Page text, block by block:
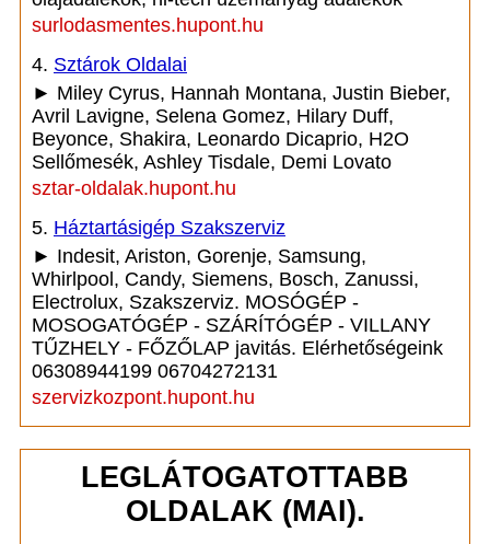
surlodasmentes.hupont.hu
4. Sztárok Oldalai
► Miley Cyrus, Hannah Montana, Justin Bieber,
Avril Lavigne, Selena Gomez, Hilary Duff,
Beyonce, Shakira, Leonardo Dicaprio, H2O
Sellőmesék, Ashley Tisdale, Demi Lovato
sztar-oldalak.hupont.hu
5. Háztartásigép Szakszerviz
► Indesit, Ariston, Gorenje, Samsung,
Whirlpool, Candy, Siemens, Bosch, Zanussi,
Electrolux, Szakszerviz. MOSÓGÉP -
MOSOGATÓGÉP - SZÁRÍTÓGÉP - VILLANY
TŰZHELY - FŐZŐLAP javitás. Elérhetőségeink
06308944199 06704272131
szervizkozpont.hupont.hu
LEGLÁTOGATOTTABB
OLDALAK (MAI).